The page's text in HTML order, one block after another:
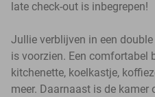
late check-out is inbegrepen!
Jullie verblijven in een
is voorzien. Een comfortabel
kitchenette, koelkastje,
meer. Daarnaast is de kamer